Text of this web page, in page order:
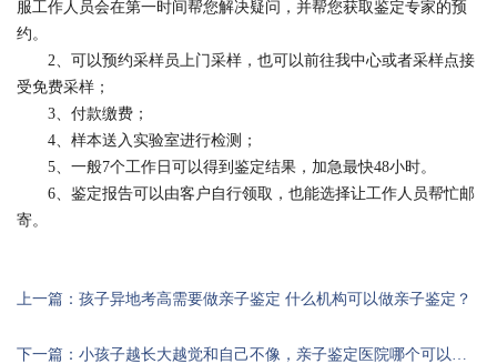
服工作人员会在第一时间帮您解决疑问，并帮您获取鉴定专家的预
约。
2、可以预约采样员上门采样，也可以前往我中心或者采样点接
受免费采样；
3、付款缴费；
4、样本送入实验室进行检测；
5、一般7个工作日可以得到鉴定结果，加急最快48小时。
6、鉴定报告可以由客户自行领取，也能选择让工作人员帮忙邮
寄。
上一篇：孩子异地考高需要做亲子鉴定 什么机构可以做亲子鉴定？
下一篇：小孩子越长大越觉和自己不像，亲子鉴定医院哪个可以做？